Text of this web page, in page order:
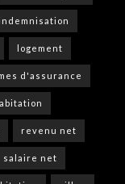
logement
d'assurance
revenu net
salaire net